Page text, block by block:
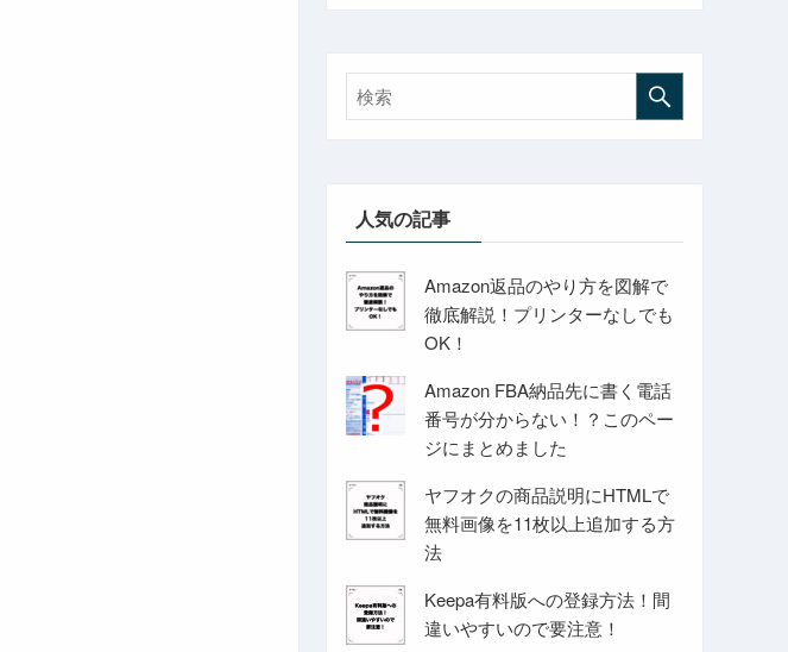
人気の記事
Amazon返品のやり方を図解で
徹底解説！プリンターなしでも
OK！
Amazon FBA納品先に書く電話
番号が分からない！？このペー
ジにまとめました
ヤフオクの商品説明にHTMLで
無料画像を11枚以上追加する方
法
Keepa有料版への登録方法！間
違いやすいので要注意！